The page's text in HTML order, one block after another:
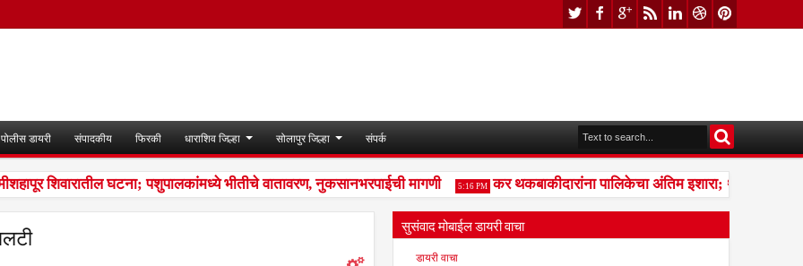
पोलीस डायरी संपादकीय फिरकी धाराशिव जिल्हा सोलापुर जिल्हा संपर्क
शिवारातील घटना; पशुपालकांमध्ये भीतीचे वातावरण, नुकसानभरपाईची मागणी 5:16 PM कर थकबाकीदारांना पालिकेचा अंतिम इशारा; थकित कर न
सुसंवाद मोबाईल डायरी वाचा
डायरी वाचा